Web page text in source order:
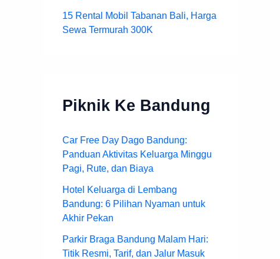
15 Rental Mobil Tabanan Bali, Harga
Sewa Termurah 300K
Piknik Ke Bandung
Car Free Day Dago Bandung:
Panduan Aktivitas Keluarga Minggu
Pagi, Rute, dan Biaya
Hotel Keluarga di Lembang
Bandung: 6 Pilihan Nyaman untuk
Akhir Pekan
Parkir Braga Bandung Malam Hari:
Titik Resmi, Tarif, dan Jalur Masuk